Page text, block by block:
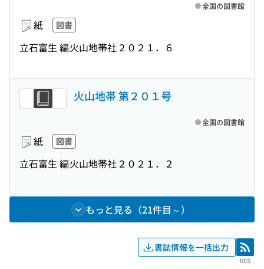
紙 図書
立石富生 編火山地帯社 ２０２１．６
全国の図書館
火山地帯 第２０１号
紙 図書
立石富生 編火山地帯社 ２０２１．２
全国の図書館
もっと見る（21件目～）
書誌情報を一括出力 RSS
RSS